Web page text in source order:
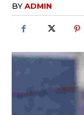
BYADMIN